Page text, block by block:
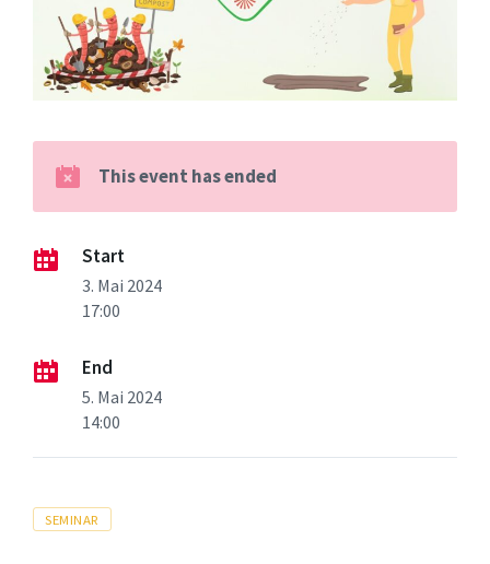
This event has ended
Start
3. Mai 2024
17:00
End
5. Mai 2024
14:00
Tags
SEMINAR